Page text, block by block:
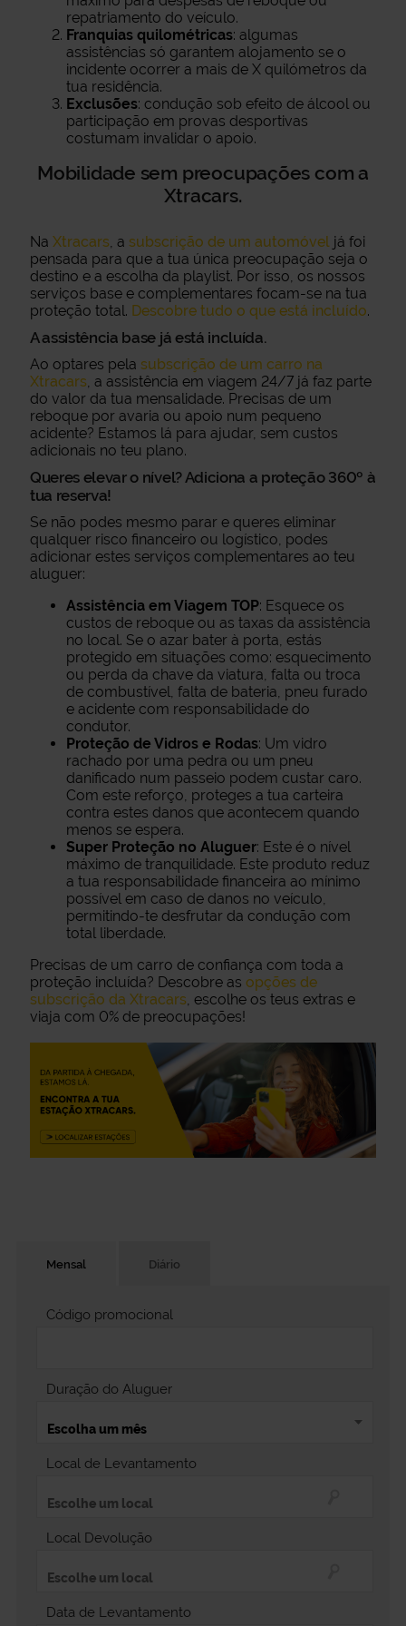
Mensal Diário
Local de Levantamento
Local Devolução
Data de Levantamento
Duração do Aluguer
Código promocional
repatriamento do veículo.
Franquias quilométricas: algumas
assistências só garantem alojamento se o
incidente ocorrer a mais de X quilómetros da
tua residência.
Exclusões: condução sob efeito de álcool ou
participação em provas desportivas
costumam invalidar o apoio.
Mobilidade sem preocupações com a
Xtracars.
Na Xtracars, a subscrição de um automóveljá foi
pensada para que a tua única preocupação seja o
destino e a escolha da playlist. Por isso, os nossos
serviços base e complementares focam-se na tua
proteção total. Descobre tudo o que está incluído.
A assistência base já está incluída.
Ao optares pela subscrição de um carro na
Xtracars, a assistência em viagem 24/7 já faz parte
do valor da tua mensalidade. Precisas de um
reboque por avaria ou apoio num pequeno
acidente? Estamos lá para ajudar, sem custos
adicionais no teu plano.
Queres elevar o nível? Adiciona a proteção 360º à
tua reserva!
Se não podes mesmo parar e queres eliminar
qualquer risco financeiro ou logístico, podes
adicionar estes serviços complementares ao teu
aluguer:
Assistência em Viagem TOP: Esquece os
custos de reboque ou as taxas da assistência
no local. Se o azar bater à porta, estás
protegido em situações como: esquecimento
ou perda da chave da viatura, falta ou troca
de combustível, falta de bateria, pneu furado
e acidente com responsabilidade do
condutor.
Proteção de Vidros e Rodas: Um vidro
rachado por uma pedra ou um pneu
danificado num passeio podem custar caro.
Com este reforço, proteges a tua carteira
contra estes danos que acontecem quando
menos se espera.
Super Proteção no Aluguer: Este é o nível
máximo de tranquilidade. Este produto reduz
a tua responsabilidade financeira ao mínimo
possível em caso de danos no veículo,
permitindo-te desfrutar da condução com
total liberdade.
Precisas de um carro de confiança com toda a
proteção incluída? Descobre as opções de
subscrição da Xtracars, escolhe os teus extras e
viaja com 0% de preocupações!